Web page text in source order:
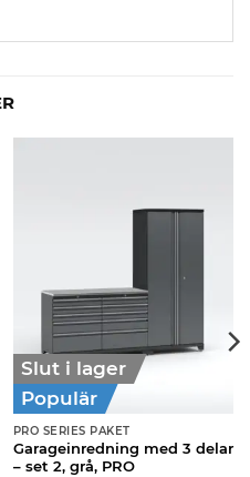
Slut i lager
Populär
PRO SERIES PAKET
Garageinredning med 3 delar
– set 2, grå, PRO